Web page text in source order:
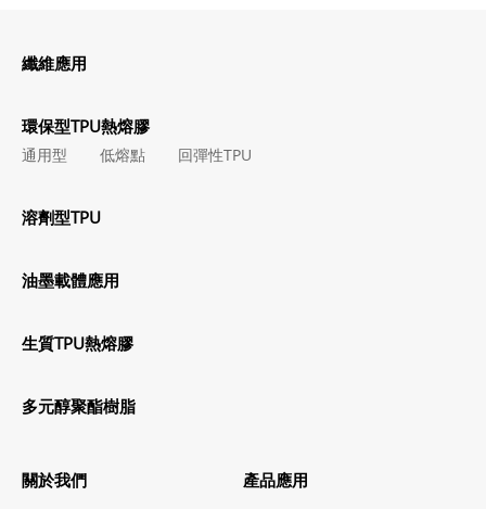
纖維應用
環保型TPU熱熔膠
通用型 低熔點 回彈性TPU
溶劑型TPU
油墨載體應用
生質TPU熱熔膠
多元醇聚酯樹脂
關於我們
產品應用